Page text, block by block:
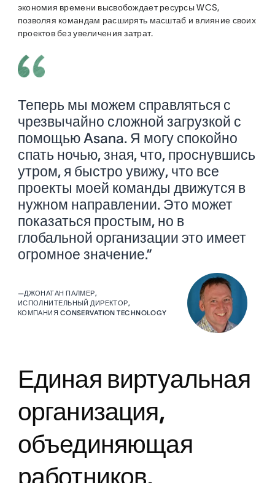
экономия времени высвобождает ресурсы WCS,
позволяя командам расширять масштаб и влияние своих
проектов без увеличения затрат.
Теперь мы можем справляться с
чрезвычайно сложной загрузкой с
помощью Asana. Я могу спокойно
спать ночью, зная, что, проснувшись
утром, я быстро увижу, что все
проекты моей команды движутся в
нужном направлении. Это может
показаться простым, но в
глобальной организации это имеет
огромное значение.”
—ДЖОНАТАН ПАЛМЕР,
ИСПОЛНИТЕЛЬНЫЙ ДИРЕКТОР,
КОМПАНИЯ CONSERVATION TECHNOLOGY
Единая виртуальная
организация,
объединяющая
работников,